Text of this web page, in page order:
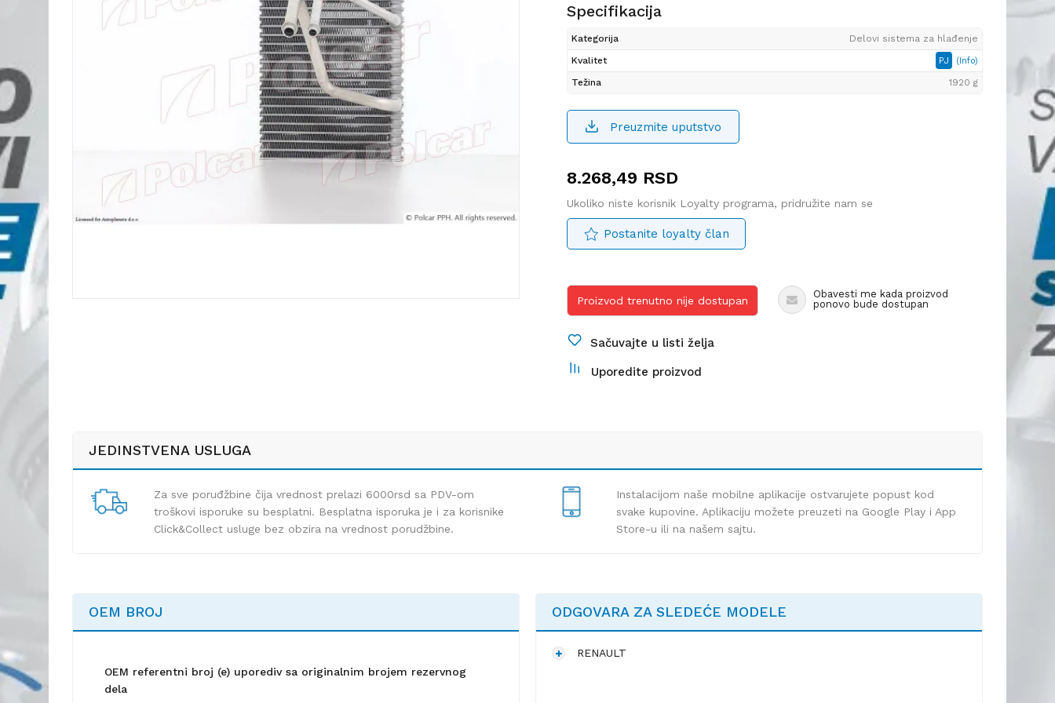
Specifikacija
Kategorija
Delovi sistema za hlađenje
Kvalitet
PJ (Info)
Težina 1920 g
Preuzmite uputstvo
8.268,49 RSD
Ukoliko niste korisnik Loyalty programa, pridružite nam se
Postanite loyalty član
Proizvod trenutno nije dostupan
Obavesti me kada proizvod
ponovo bude dostupan
Sačuvajte u listi želja
Uporedite proizvod
JEDINSTVENA USLUGA
Za sve poruđžbine čija vrednost prelazi 6000rsd sa PDV-om
troškovi isporuke su besplatni. Besplatna isporuka je i za korisnike
Click&Collect usluge bez obzira na vrednost porudžbine.
Instalacijom naše mobilne aplikacije ostvarujete popust kod
svake kupovine. Aplikaciju možete preuzeti na Google Play i App
Store-u ili na našem sajtu.
OEM BROJ
OEM referentni broj (e) uporediv sa originalnim brojem rezervnog
dela
ODGOVARA ZA SLEDEĆE MODELE
RENAULT